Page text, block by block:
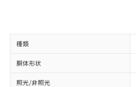
種類
胴体形状
照光/非照光